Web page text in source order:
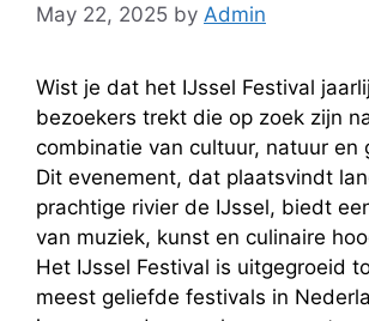
May 22, 2025 by Admin
Wist je dat het IJssel Festival
bezoekers trekt die op zoek zijn
combinatie van cultuur, natuur en
Dit evenement, dat plaatsvindt
prachtige rivier de IJssel, biedt
van muziek, kunst en culinaire
Het IJssel Festival is uitgegroeid
meest geliefde festivals in